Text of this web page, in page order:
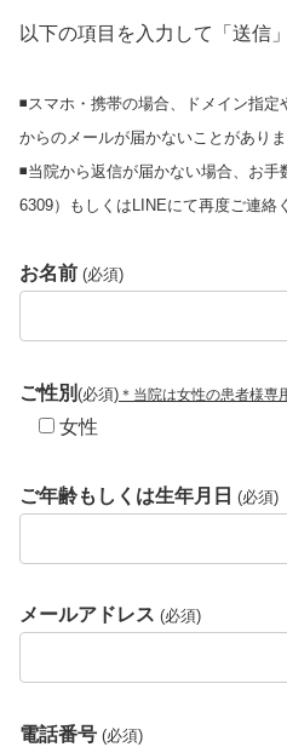
以下の項目を入力して「送信
◾️スマホ・携帯の場合、ドメイン指
からのメールが届かないことがありま
◾️当院から返信が届かない場合、お
6309）もしくはLINEにて再度ご連絡
お名前 (必須)
ご性別 (必須) ＊当院は女性の患者様専
女性
ご年齢もしくは生年月日 (必須)
メールアドレス (必須)
電話番号 (必須)